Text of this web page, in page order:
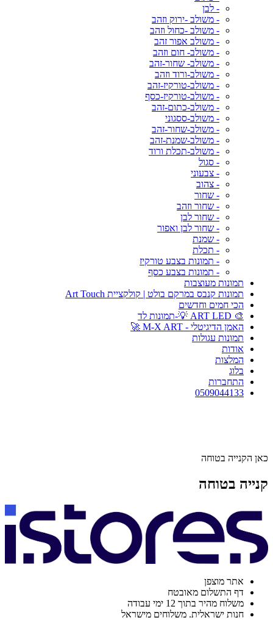
- לבן
- משולב -ירוק וזהב
- משולב -כחול וזהב
- משולב אפור זהב
- משולב- חום וזהב
- משולב- שחור-זהב
- משולב-ורוד וזהב
- משולב-טורקיז-זהב
- משולב-טורקיז-כסף
- משולב-כתום-זהב
- משולב-ססגוני
- משולב-שחור-זהב
- משולב-שמנת-זהב
- משולב-תכלת ורוד
- סגול
- צבעוני
- צהוב
- שחור
- שחור וזהב
- שחור לבן
- שחור לבן ואפור
- שמנת
- תכלת
- תמונות בצבע טורקיז
- תמונות בצבע כסף
תמונות מעוצבות
תמונות קנבס במרקם בולט | קולקציית Art Touch
הכי חמים וחדשים
🎨 ART LED 💡-תמונות לד
האמן הדיגיטלי - M-X ART 🚀
תמונות עגולות
אודות
המלצות
בלוג
התחברות
0509044133
כאן הקנייה בטוחה
קנייה בטוחה
אתר מוצפן
דף התשלום מאובטח
משלוח מהיר בתוך 12 ימי עבודה
חנות ישראלית. משלוחים מישראל